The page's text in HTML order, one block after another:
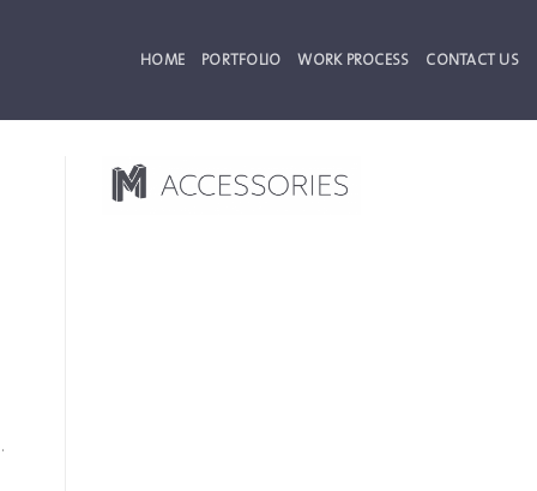
HOME PORTFOLIO WORK PROCESS CONTACT US